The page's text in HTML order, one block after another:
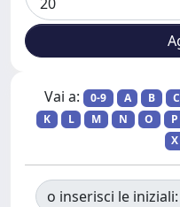
Vai a: 0-9 A B C
K
L M N O P
X
o inserisci le iniziali: